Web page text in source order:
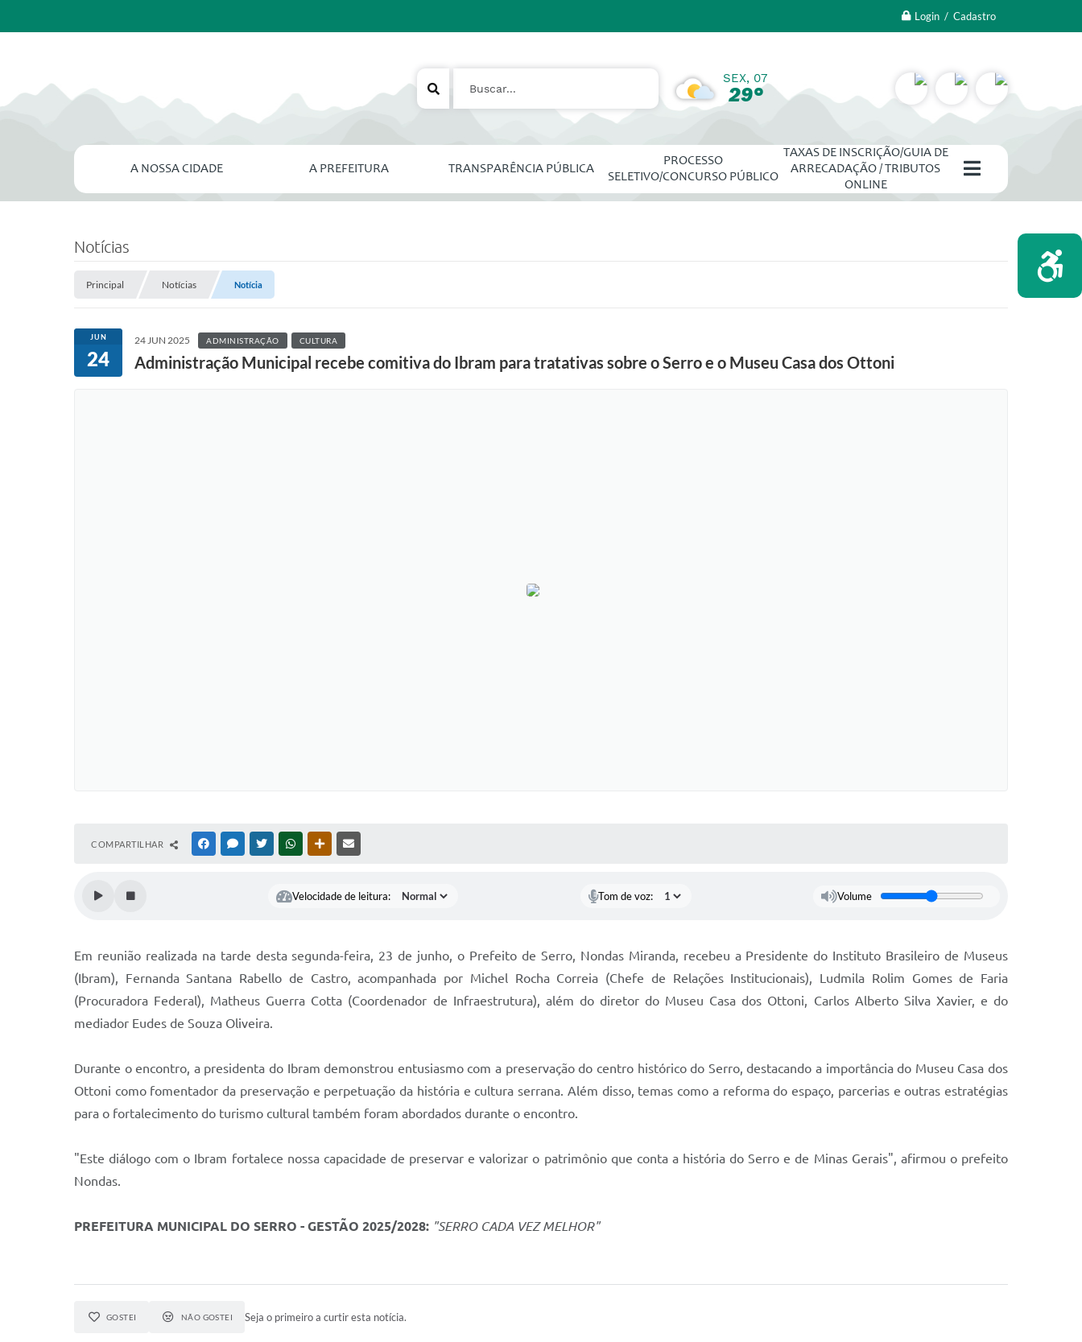
Login / Cadastro
SEX, 07
29°
A NOSSA CIDADE A PREFEITURA TRANSPARÊNCIA PÚBLICA
PROCESSO
SELETIVO/CONCURSO PÚBLICO
TAXAS DE INSCRIÇÃO/GUIA DE
ARRECADAÇÃO / TRIBUTOS
ONLINE
Notícias
Principal Notícias Notícia
JUN
24
24 JUN 2025 ADMINISTRAÇÃO CULTURA
Administração Municipal recebe comitiva do Ibram para tratativas sobre o Serro e o Museu Casa dos Ottoni
COMPARTILHAR FACEBOOKMESSENGER
TWITTERWHATSAPPOUTRAS MÍDIAS
Velocidade de leitura: Tom de voz: Volume
Em reunião realizada na tarde desta segunda-feira, 23 de junho, o Prefeito de Serro, Nondas Miranda, recebeu a Presidente do Instituto Brasileiro de Museus
(Ibram), Fernanda Santana Rabello de Castro, acompanhada por Michel Rocha Correia (Chefe de Relações Institucionais), Ludmila Rolim Gomes de Faria
(Procuradora Federal), Matheus Guerra Cotta (Coordenador de Infraestrutura), além do diretor do Museu Casa dos Ottoni, Carlos Alberto Silva Xavier, e do
mediador Eudes de Souza Oliveira.
Durante o encontro, a presidenta do Ibram demonstrou entusiasmo com a preservação do centro histórico do Serro, destacando a importância do Museu Casa dos
Ottoni como fomentador da preservação e perpetuação da história e cultura serrana. Além disso, temas como a reforma do espaço, parcerias e outras estratégias
para o fortalecimento do turismo cultural também foram abordados durante o encontro.
"Este diálogo com o Ibram fortalece nossa capacidade de preservar e valorizar o patrimônio que conta a história do Serro e de Minas Gerais", afirmou o prefeito
Nondas.
PREFEITURA MUNICIPAL DO SERRO - GESTÃO 2025/2028: "SERRO CADA VEZ MELHOR"
GOSTEI NÃO GOSTEI Seja o primeiro a curtir esta notícia.